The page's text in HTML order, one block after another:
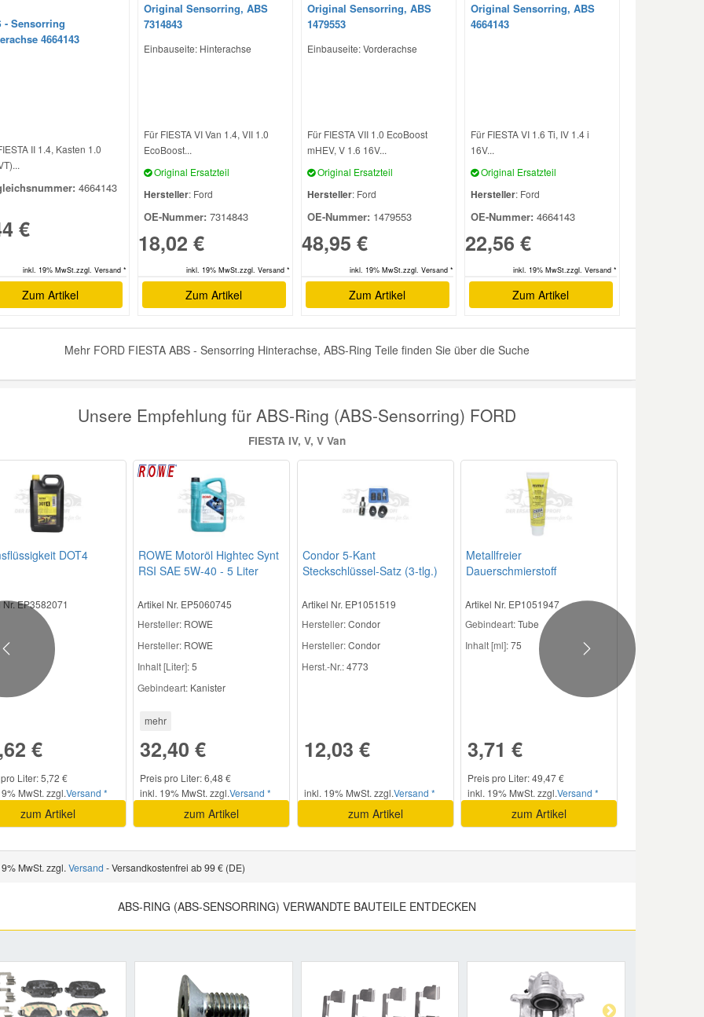
- Sensorring
4664143
II 1.4, Kasten 1.0
4664143
€
inkl. 19% MwSt.zzgl. Versand *
Zum Artikel
Original Sensorring, ABS
7314843
Einbauseite: Hinterachse
Für FIESTA VI Van 1.4, VII 1.0
EcoBoost...
Original Ersatzteil
Hersteller: Ford
OE-Nummer: 7314843
18,02 €
inkl. 19% MwSt.zzgl. Versand *
Zum Artikel
Original Sensorring, ABS
1479553
Einbauseite: Vorderachse
Für FIESTA VII 1.0 EcoBoost
mHEV, V 1.6 16V...
Original Ersatzteil
Hersteller: Ford
OE-Nummer: 1479553
48,95 €
inkl. 19% MwSt.zzgl. Versand *
Zum Artikel
Original Sensorring, ABS
4664143
Für FIESTA VI 1.6 Ti, IV 1.4 i
16V...
Original Ersatzteil
Hersteller: Ford
OE-Nummer: 4664143
22,56 €
inkl. 19% MwSt.zzgl. Versand *
Zum Artikel
Mehr FORD FIESTA ABS - Sensorring Hinterachse, ABS-Ring Teile finden Sie über die Suche
Unsere Empfehlung für ABS-Ring (ABS-Sensorring) FORD
FIESTA IV, V, V Van
DOT4
Nr. EP3582071
€
Liter: 5,72 €
MwSt. zzgl.Versand *
zum Artikel
ROWE Motoröl Hightec Synt
RSI SAE 5W-40 - 5 Liter
Artikel Nr. EP5060745
Hersteller: ROWE
Hersteller: ROWE
Inhalt [Liter]:5
Gebindeart: Kanister
mehr
32,40 €
Preis pro Liter: 6,48 €
inkl. 19% MwSt. zzgl.Versand *
zum Artikel
Condor 5-Kant
Steckschlüssel-Satz (3-tlg.)
Artikel Nr. EP1051519
Hersteller: Condor
Hersteller:Condor
Herst.-Nr.:4773
12,03 €
inkl. 19% MwSt. zzgl.Versand *
zum Artikel
Metallfreier
Dauerschmierstoff
Artikel Nr. EP1051947
Gebindeart:Tube
Inhalt [ml]:75
3,71 €
Preis pro Liter: 49,47 €
inkl. 19% MwSt. zzgl.Versand *
zum Artikel
Previous Next
MwSt. zzgl. Versand - Versandkostenfrei ab 99 € (DE)
ABS-RING (ABS-SENSORRING) VERWANDTE BAUTEILE ENTDECKEN